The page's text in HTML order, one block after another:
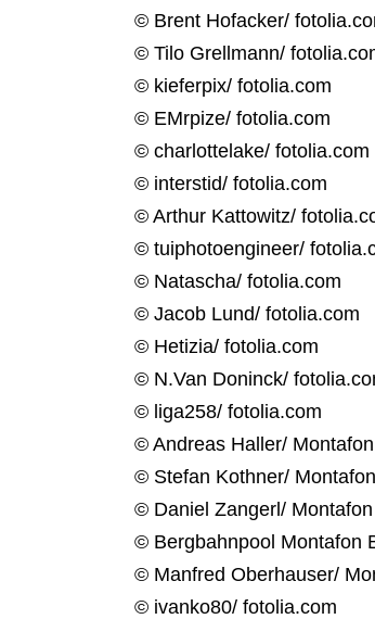
© Brent Hofacker/
© Tilo Grellmann/
© kieferpix/ fotolia.com
© EMrpize/ fotolia.com
© charlottelake/ fotolia.com
© interstid/ fotolia.com
© Arthur Kattowitz/
© tuiphotoengineer/
© Natascha/ fotolia.com
© Jacob Lund/ fotolia.com
© Hetizia/ fotolia.com
© N.Van Doninck/
© liga258/ fotolia.com
© Andreas Haller/
© Stefan Kothner/
© Daniel Zangerl/
© Bergbahnpool Montafon
© Manfred Oberhauser/
© ivanko80/ fotolia.com